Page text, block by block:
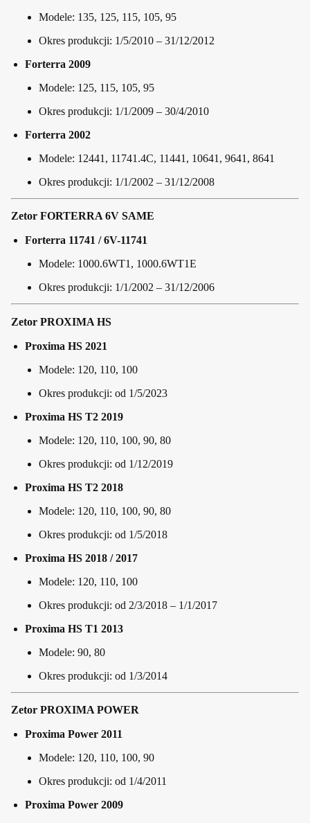
Modele: 135, 125, 115, 105, 95
Okres produkcji: 1/5/2010 – 31/12/2012
Forterra 2009
Modele: 125, 115, 105, 95
Okres produkcji: 1/1/2009 – 30/4/2010
Forterra 2002
Modele: 12441, 11741.4C, 11441, 10641, 9641, 8641
Okres produkcji: 1/1/2002 – 31/12/2008
Zetor FORTERRA 6V SAME
Forterra 11741 / 6V-11741
Modele: 1000.6WT1, 1000.6WT1E
Okres produkcji: 1/1/2002 – 31/12/2006
Zetor PROXIMA HS
Proxima HS 2021
Modele: 120, 110, 100
Okres produkcji: od 1/5/2023
Proxima HS T2 2019
Modele: 120, 110, 100, 90, 80
Okres produkcji: od 1/12/2019
Proxima HS T2 2018
Modele: 120, 110, 100, 90, 80
Okres produkcji: od 1/5/2018
Proxima HS 2018 / 2017
Modele: 120, 110, 100
Okres produkcji: od 2/3/2018 – 1/1/2017
Proxima HS T1 2013
Modele: 90, 80
Okres produkcji: od 1/3/2014
Zetor PROXIMA POWER
Proxima Power 2011
Modele: 120, 110, 100, 90
Okres produkcji: od 1/4/2011
Proxima Power 2009